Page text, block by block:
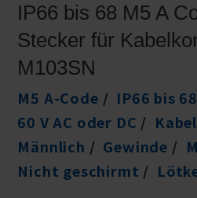
IP66 bis 68 M5 A
Stecker für
M103SN
M5 A-Code IP66 bis 68
60 V AC oder DC
Männlich
Gewinde
Nicht geschirmt